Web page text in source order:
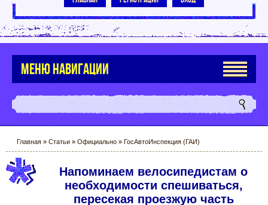
МЕНЮ НАВИГАЦИИ
Главная » Статьи » Официально » ГосАвтоИнспекция (ГАИ)
Напоминаем велосипедистам о
необходимости спешиваться,
пересекая проезжую часть